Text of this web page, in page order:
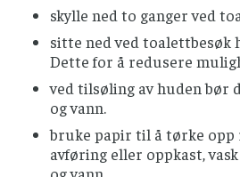
skylle ned to ganger ved
sitte ned ved toalettbesøk
Dette for å redusere
ved tilsøling av huden bør
og vann.
bruke papir til å tørke opp
avføring eller oppkast,